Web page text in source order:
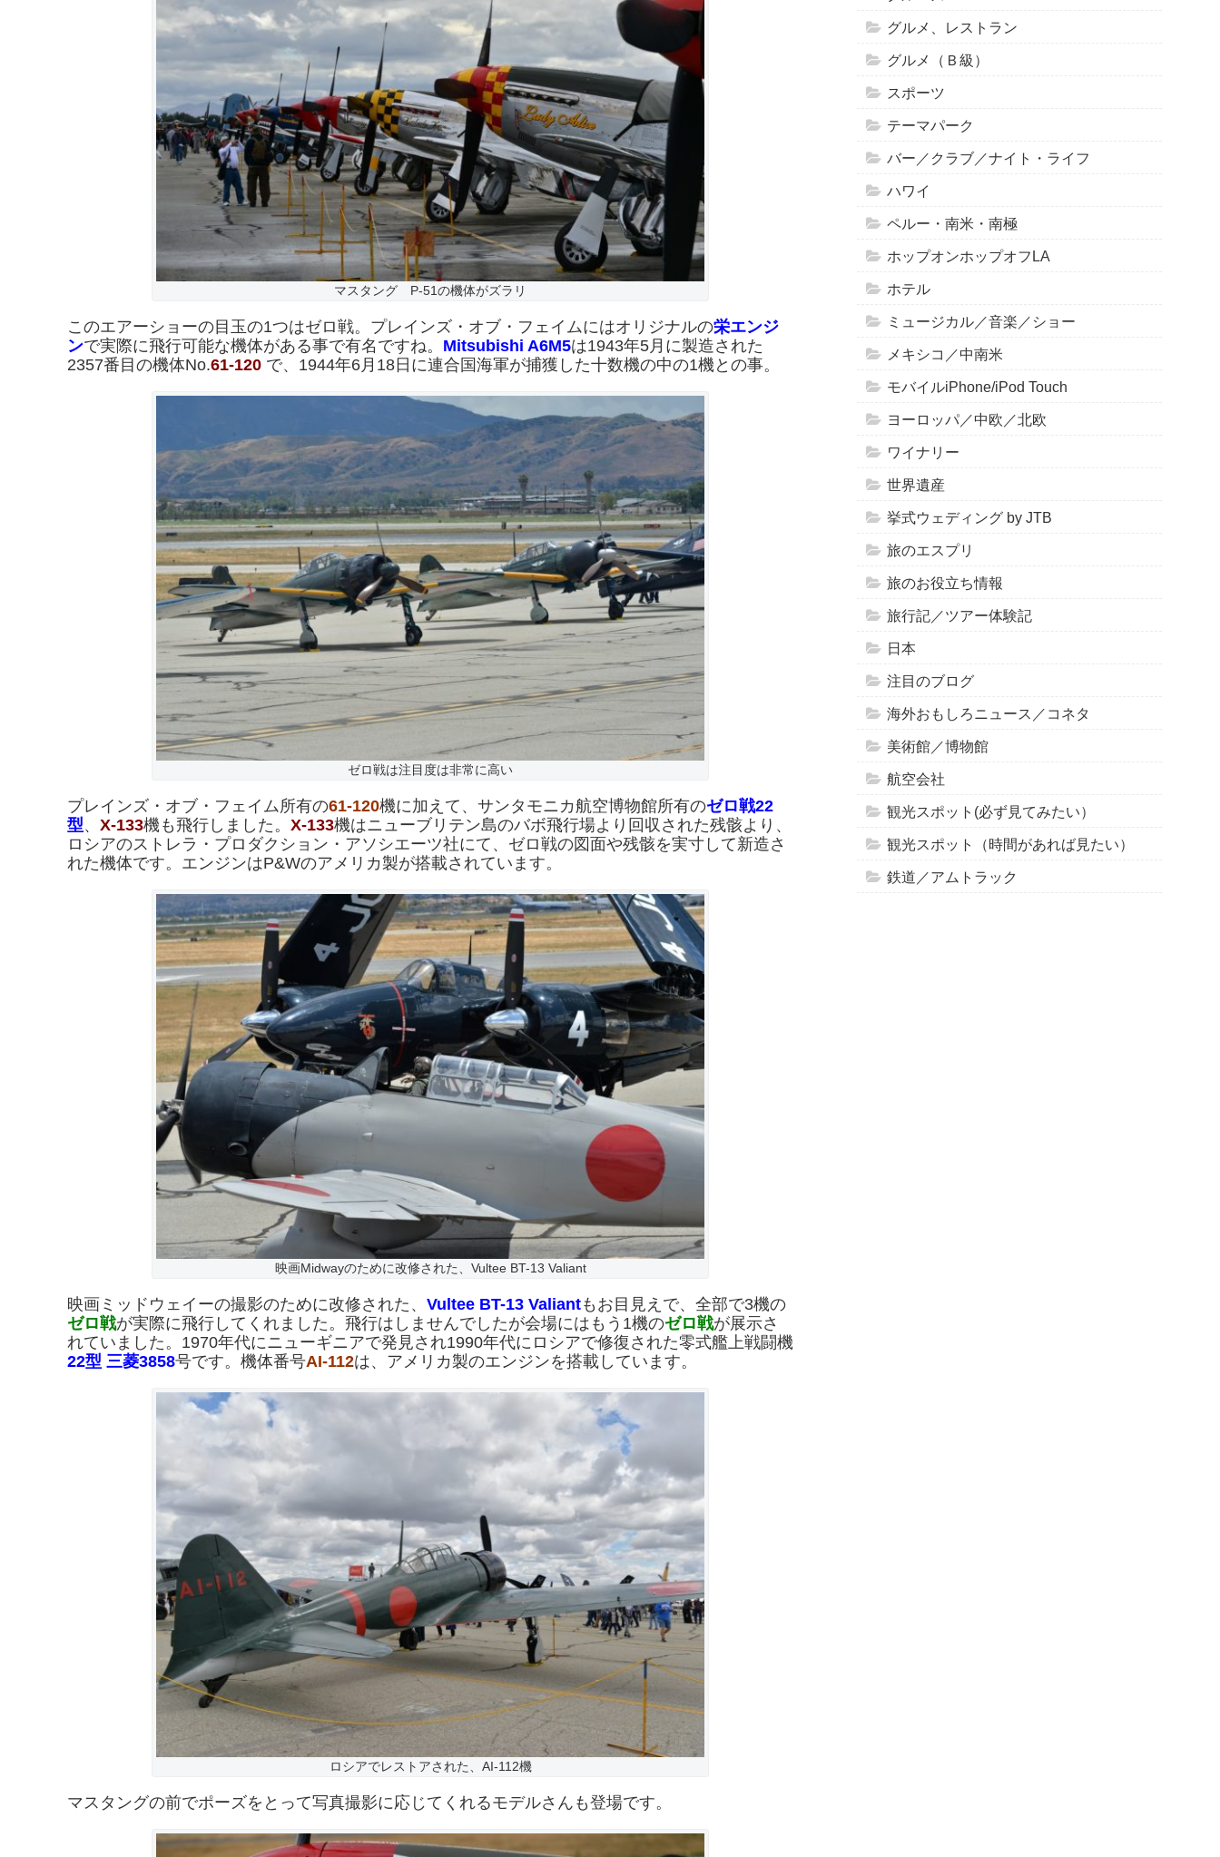
マスタング P-51の機体がズラリ
このエアーショーの目玉の1つはゼロ戦。プレインズ・ オブ・フェイムにはオリジナルの栄エンジ
ンで実際に飛行可能な機体がある事で有名ですね。 Mitsubishi A6M5は1943年5月に製造された
2357番目の機体No.61-120 で、1944年6月18日に連合国海軍が捕獲した十数機の中の1機との事。
ゼロ戦は注目度は非常に高い
プレインズ・オブ・フェイム所有の61-120機に加えて、サンタモニカ航空博物館所有のゼロ戦22
型、 X-133機も飛行しました。 X-133機はニューブリテン島のバボ飛行場より回収された残骸より、
ロシアのストレラ・プロダクション・アソシエーツ社にて、ゼロ戦の図面や残骸を実寸して新造さ
れた機体です。エンジンはP&Wのアメリカ製が搭載されています。
映画Midwayのために改修された、Vultee BT-13 Valiant
映画ミッドウェイーの撮影のために改修された、 Vultee BT-13 Valiantもお目見えで、全部で3機の
ゼロ戦が実際に飛行してくれました。飛行はしませんでしたが会場にはもう1機のゼロ戦が展示さ
れていました。1970年代にニューギニアで発見され1990年代にロシアで修復された零式艦上戦闘機
22型 三菱3858号です。機体番号AI-112は、アメリカ製のエンジンを搭載しています。
ロシアでレストアされた、AI-112機
マスタングの前でポーズをとって写真撮影に応じてくれるモデルさんも登場です。
グルメ、レストラン
グルメ（Ｂ級）
スポーツ
テーマパーク
バー／クラブ／ナイト・ライフ
ハワイ
ペルー・南米・南極
ホップオンホップオフLA
ホテル
ミュージカル／音楽／ショー
メキシコ／中南米
モバイルiPhone/iPod Touch
ヨーロッパ／中欧／北欧
ワイナリー
世界遺産
挙式ウェディング by JTB
旅のエスプリ
旅のお役立ち情報
旅行記／ツアー体験記
日本
注目のブログ
海外おもしろニュース／コネタ
美術館／博物館
航空会社
観光スポット(必ず見てみたい）
観光スポット（時間があれば見たい）
鉄道／アムトラック